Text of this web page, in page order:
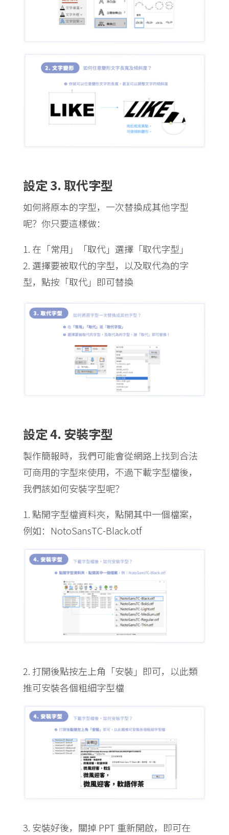
設定 3. 取代字型
如何將原本的字型，一次替換成其他字型
呢？你只要這樣做：
在「常用」「取代」選擇「取代字型」
選擇要被取代的字型，以及取代為的字
型，點按「取代」即可替換
設定 4. 安裝字型
製作簡報時，我們可能會從網路上找到合法
可商用的字型來使用，不過下載字型檔後，
我們該如何安裝字型呢？
1. 點開字型檔資料夾，點開其中一個檔案，
例如：NotoSansTC-Black.otf
2. 打開後點按左上角「安裝」即可，以此類
推可安裝各個粗細字型檔
3. 安裝好後，關掉 PPT 重新開啟，即可在